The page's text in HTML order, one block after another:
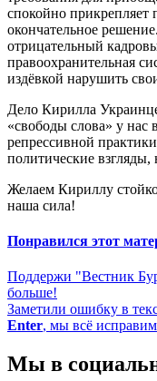
спокойно
окончательное
отрицательный
правоохранительная
издёвкой нарушить
Дело Кирилла
«свободы слова» у нас
репрессивной
политические
Желаем Кириллу
наша сила!
Понравился этот
Поддержи "Вестник
больше!
Заметили ошибку в
Enter, мы всё исправим
Мы в